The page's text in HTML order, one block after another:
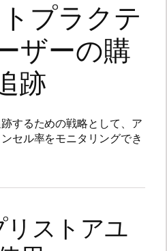
プラクテ
ザーの購
跡
するための戦略として、ア
セル率をモニタリングでき
リストアユ